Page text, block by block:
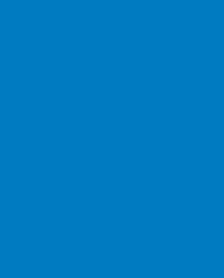
eller